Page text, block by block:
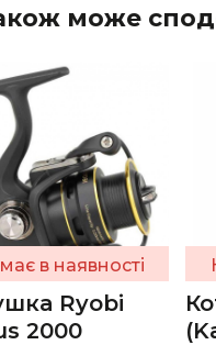
може
в наявності
Ryobi
2000